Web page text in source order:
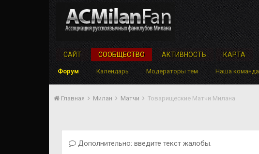
САЙТ СООБЩЕСТВО
Форум Календарь Модераторы тем Наша команда
АКТИВНОСТЬ КАРТА
Главная Милан Матчи Товарищеские Матчи Милана
Дополнительно: введите текст жалобы.